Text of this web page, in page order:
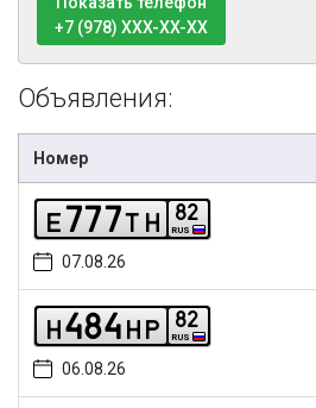
+7 (978) XXX-XX-XX
Объявления:
Номер
e777t h RUS
82
07.08.26
h484h p RUS
82
06.08.26